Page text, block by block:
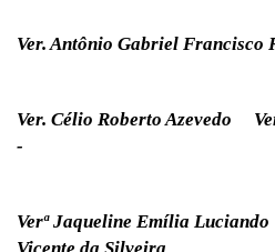
Ver. Antônio Gabriel Francisco
Ver. Célio Roberto Azevedo
-
Verª Jaqueline Emília